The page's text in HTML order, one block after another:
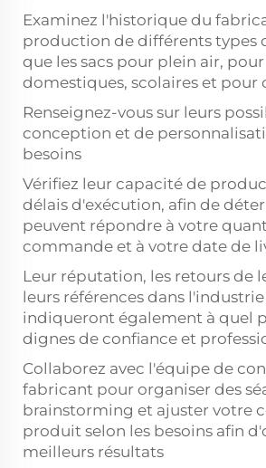
Examinez l'historique du
production de différents types
que les sacs pour plein air,
domestiques, scolaires et pour
Renseignez-vous sur leurs
conception et de
besoins
Vérifiez leur capacité de
délais d'exécution, afin de
peuvent répondre à votre
commande et à votre date de
Leur réputation, les retours de
leurs références dans
indiqueront également à quel
dignes de confiance et
Collaborez avec l'équipe de
fabricant pour organiser des
brainstorming et ajuster votre
produit selon les besoins afin
meilleurs résultats